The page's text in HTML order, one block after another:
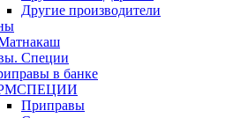
Другие производители
Специи
в банке
Приправы